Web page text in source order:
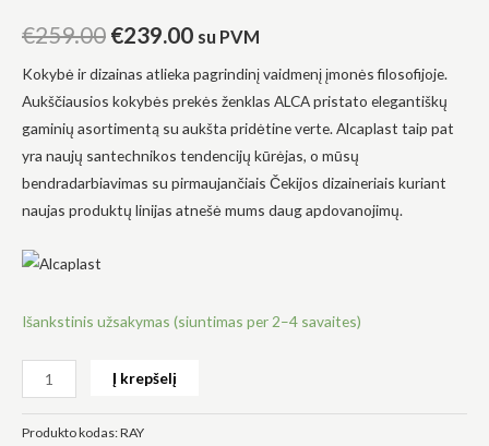
€259.00 €239.00 su PVM
Kokybė ir dizainas atlieka pagrindinį vaidmenį įmonės filosofijoje.
Aukščiausios kokybės prekės ženklas ALCA pristato elegantiškų
gaminių asortimentą su aukšta pridėtine verte. Alcaplast taip pat
yra naujų santechnikos tendencijų kūrėjas, o mūsų
bendradarbiavimas su pirmaujančiais Čekijos dizaineriais kuriant
naujas produktų linijas atnešė mums daug apdovanojimų.
Išankstinis užsakymas (siuntimas per 2–4 savaites)
plienas
Į krepšelį
Produkto kodas:RAY
Būtinas
slapukai
yra
reikalingi,
veiktų.